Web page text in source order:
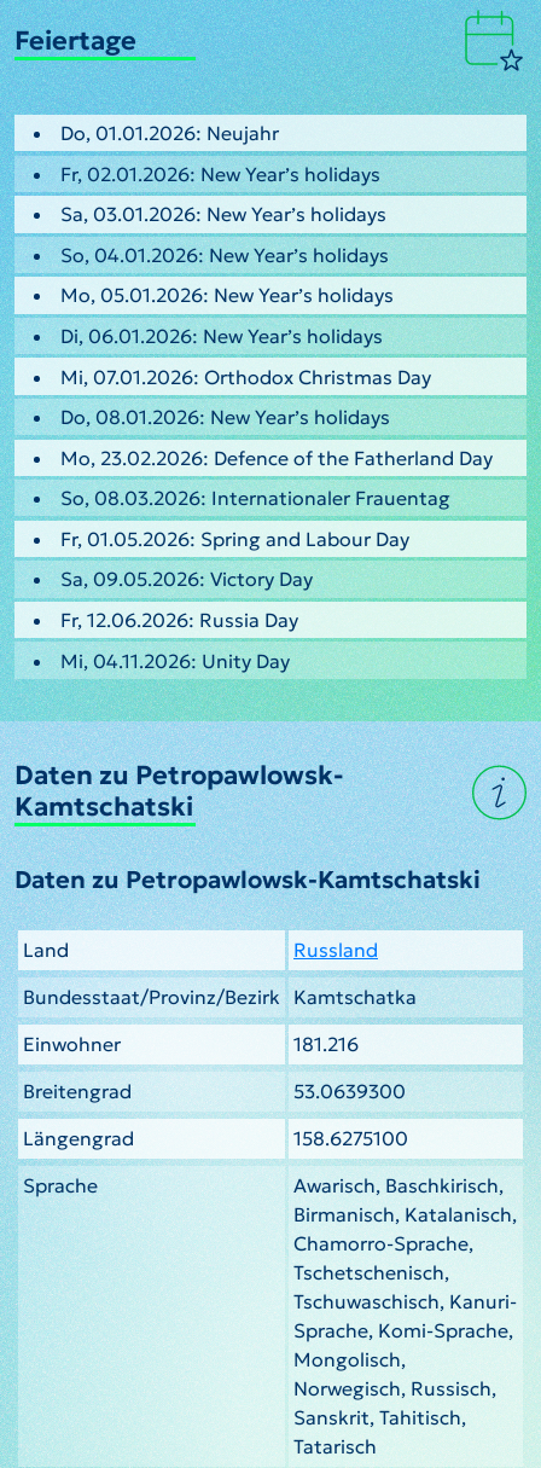
Feiertage
Do, 01.01.2026: Neujahr
Fr, 02.01.2026: New Year’s holidays
Sa, 03.01.2026: New Year’s holidays
So, 04.01.2026: New Year’s holidays
Mo, 05.01.2026: New Year’s holidays
Di, 06.01.2026: New Year’s holidays
Mi, 07.01.2026: Orthodox Christmas Day
Do, 08.01.2026: New Year’s holidays
Mo, 23.02.2026: Defence of the Fatherland Day
So, 08.03.2026: Internationaler Frauentag
Fr, 01.05.2026: Spring and Labour Day
Sa, 09.05.2026: Victory Day
Fr, 12.06.2026: Russia Day
Mi, 04.11.2026: Unity Day
Daten zu Petropawlowsk-
Kamtschatski
Daten zu Petropawlowsk-Kamtschatski
Land
Russland
Bundesstaat/Provinz/Bezirk
Kamtschatka
Einwohner
181.216
Breitengrad
53.0639300
Längengrad
158.6275100
Sprache
Awarisch, Baschkirisch,
Birmanisch, Katalanisch,
Chamorro-Sprache,
Tschetschenisch,
Tschuwaschisch, Kanuri-
Sprache, Komi-Sprache,
Mongolisch,
Norwegisch, Russisch,
Sanskrit, Tahitisch,
Tatarisch